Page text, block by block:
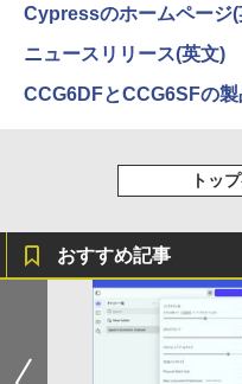
5.6型
メモ
Web
新で
￥
【★最
K
B/
1/中
11
￥
品】
￥6,980
バイ
ルHD
￥
4
[新品
あり
新刊)[
5
ちい
ター
￥
【
レスイ
セリン
付き
学/WEB
Xiaomi
レスイ
リング
On My
BUGS
￥250
by
￥1,625
みきっ
] [ 水 ] [
] [ 水分
￥998
コミッ
スーパ
￥810
Cypressのホームページ(
ニュースリリース(英文)
CCG6DFとCCG6SFの
トッ
おすすめ記事